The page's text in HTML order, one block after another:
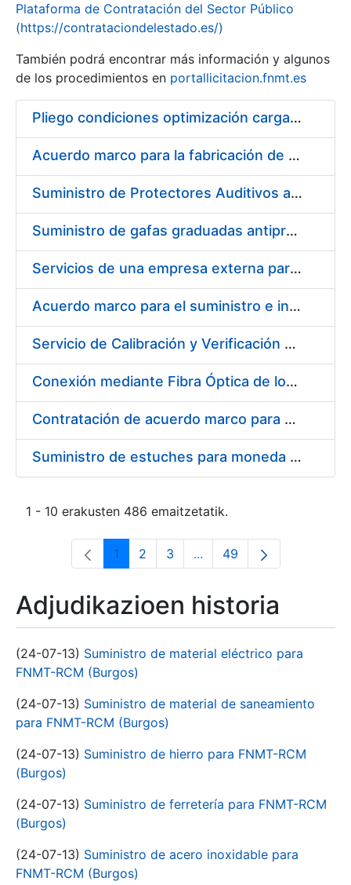
Erakutsi/Ezkutatu
Plataforma de Contratación del Sector Público
(https://contrataciondelestado.es/)
También podrá encontrar más información y algunos
de los procedimientos en portallicitacion.fnmt.es
Pliego condiciones optimización cargas compras firmado
Acuerdo marco para la fabricación de piezas
Suministro de Protectores Auditivos a medida para las personas trabajadoras de los Centros de Trabajo de Madrid y Burgos
Suministro de gafas graduadas antiproyecciones para los trabajadores de la FNMT-RCM en los centros de trabajo de Madrid y Burgos
Servicios de una empresa externa para el asesoramiento y resolución de los recursos de alzada que se presentan relacionados con procesos de selección para la FNMT-RCM
Acuerdo marco para el suministro e instalación de persianas, estores y otros complementos
Servicio de Calibración y Verificación Externa de los Equipos de Medición del Servicio de Prevención de la FNMT-RCM
Conexión mediante Fibra Óptica de los Centros de Proceso de Datos (CPDs) de las sedes de la FNMT-RCM de Burgos y Madrid
Contratación de acuerdo marco para el Suministro de Material de Electricidad para la Fábrica Nacional de Moneda y Timbre-Real Casa de la Moneda en su centro de trabajo de Burgos
Suministro de estuches para moneda de 30 €
1 - 10 erakusten 486 emaitzetatik.
Orrialdea
1 Orrialdea
2 Orrialdea
3 ...Intermediate Pages Use
Orrialdea
49
Adjudikazioen historia
(24-07-13) Suministro de material eléctrico para
FNMT-RCM (Burgos)
(24-07-13) Suministro de material de saneamiento
para FNMT-RCM (Burgos)
(24-07-13) Suministro de hierro para FNMT-RCM
(Burgos)
(24-07-13) Suministro de ferretería para FNMT-RCM
(Burgos)
(24-07-13) Suministro de acero inoxidable para
FNMT-RCM (Burgos)